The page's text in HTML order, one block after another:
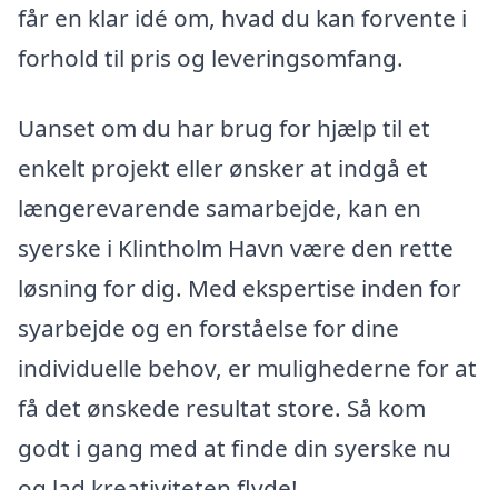
får en klar idé om, hvad du kan forvente i
forhold til pris og leveringsomfang.
Uanset om du har brug for hjælp til et
enkelt projekt eller ønsker at indgå et
længerevarende samarbejde, kan en
syerske i Klintholm Havn være den rette
løsning for dig. Med ekspertise inden for
syarbejde og en forståelse for dine
individuelle behov, er mulighederne for at
få det ønskede resultat store. Så kom
godt i gang med at finde din syerske nu